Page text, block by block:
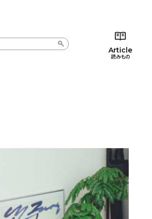
Article
読みもの
ギフト